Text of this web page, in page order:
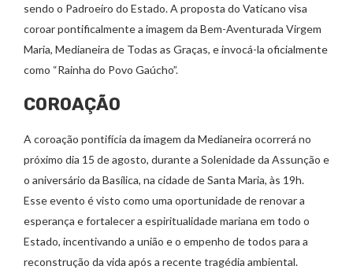
sendo o Padroeiro do Estado. A proposta do Vaticano visa
coroar pontificalmente a imagem da Bem-Aventurada Virgem
Maria, Medianeira de Todas as Graças, e invocá-la oficialmente
como “Rainha do Povo Gaúcho”.
COROAÇÃO
A coroação pontifícia da imagem da Medianeira ocorrerá no
próximo dia 15 de agosto, durante a Solenidade da Assunção e
o aniversário da Basílica, na cidade de Santa Maria, às 19h.
Esse evento é visto como uma oportunidade de renovar a
esperança e fortalecer a espiritualidade mariana em todo o
Estado, incentivando a união e o empenho de todos para a
reconstrução da vida após a recente tragédia ambiental.